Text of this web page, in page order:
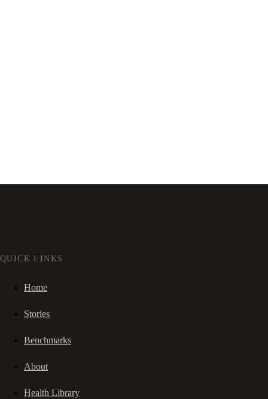
QUICK LINKS
Home
Stories
Benchmarks
About
Health Library